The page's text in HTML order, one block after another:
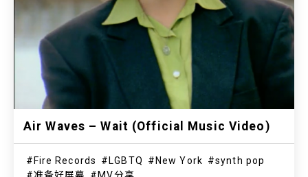
Air Waves – Wait (Official Music Video)
Fire Records LGBTQ New York
synth pop